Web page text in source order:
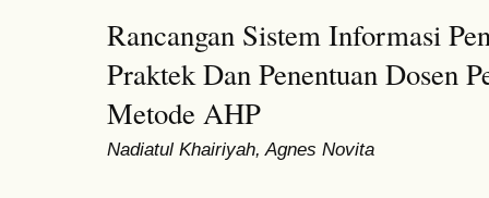
Rancangan Sistem Informasi
Praktek Dan Penentuan Dosen
Metode AHP
Nadiatul Khairiyah, Agnes Novita